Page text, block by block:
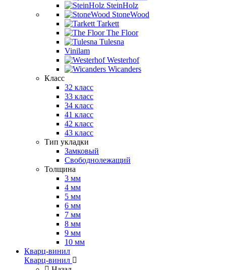
SteinHolz
StoneWood
Tarkett
The Floor
Tulesna
Vinilam
Westerhof
Wicanders
Класс
32 класс
33 класс
34 класс
41 класс
42 класс
43 класс
Тип укладки
Замковый
Свободнолежащий
Толщина
3 мм
4 мм
5 мм
6 мм
7 мм
8 мм
9 мм
10 мм
Кварц-винил
Кварц-винил